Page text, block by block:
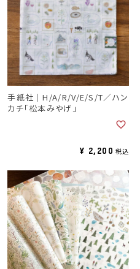
手紙社｜H/A/R/V/E/S/T／ハン
カチ「松本みやげ」
¥ 2,200 税込